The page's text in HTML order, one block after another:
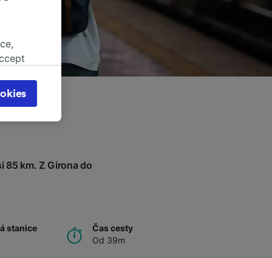
85 km. Z Girona do
stanice
Čas cesty
Od 39m
page.